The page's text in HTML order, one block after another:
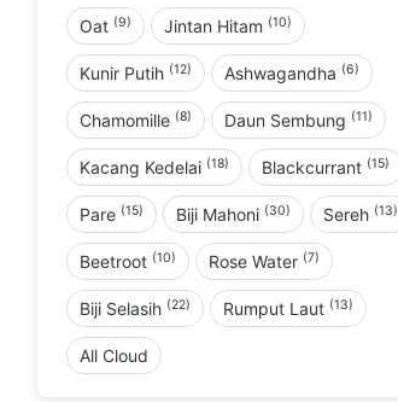
Oat (9) Jintan Hitam (10)
Kunir Putih (12) Ashwagandha (6)
Chamomille (8) Daun Sembung (11)
Kacang Kedelai (18) Blackcurrant (15)
Pare (15) Biji Mahoni (30) Sereh (13)
Beetroot (10) Rose Water (7)
Biji Selasih (22) Rumput Laut (13)
All Cloud